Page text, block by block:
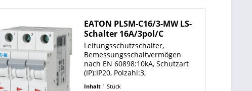
EATON PLSM-C16/3-MW LS-
Schalter 16A/3pol/C
Leitungsschutzschalter,
Bemessungsschaltvermögen
nach EN 60898:10kA, Schutzart
(IP):IP20, Polzahl:3,
Inhalt 1 Stück